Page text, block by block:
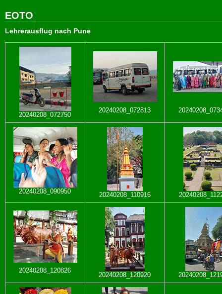
EOTO
Lehrerausflug nach Pune
20240208_072750
20240208_072813
20240208_090950 20240208_110916
20240208_120826
20240208_120920